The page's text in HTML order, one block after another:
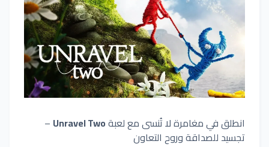
انطلق في مغامرة لا تُنسى مع لعبةUnravel Two
–
تجسيد للصداقة وروح التعاون